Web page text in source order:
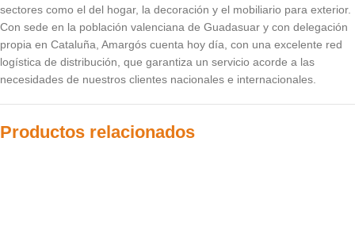
sectores como el del hogar, la decoración y el mobiliario para exterior.
Con sede en la población valenciana de Guadasuar y con delegación
propia en Cataluña, Amargós cuenta hoy día, con una excelente red
logística de distribución, que garantiza un servicio acorde a las
necesidades de nuestros clientes nacionales e internacionales.
Productos relacionados